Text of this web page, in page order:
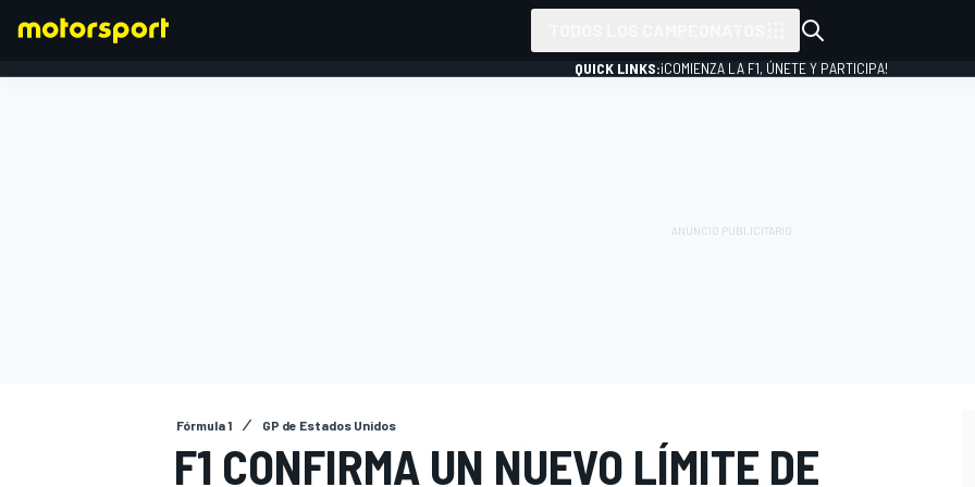
QUICK LINKS:¡COMIENZA LA F1, ÚNETE Y PARTICIPA!
Fórmula 1 GP de Estados Unidos
F1 CONFIRMA UN NUEVO LÍMITE DE